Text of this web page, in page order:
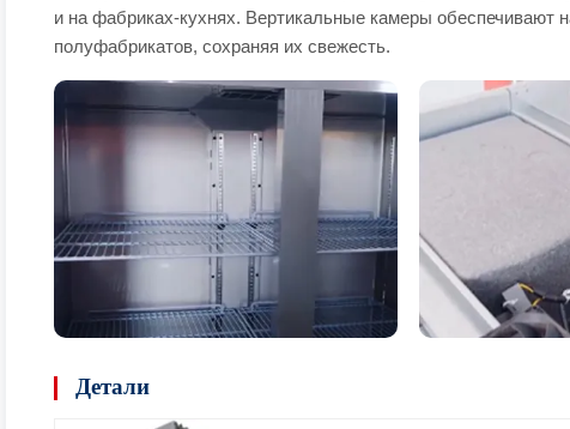
и на фабриках-кухнях. Вертикальные камеры обеспечивают
полуфабрикатов, сохраняя их свежесть.
Детали